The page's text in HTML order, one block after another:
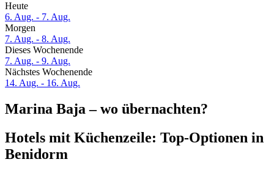
Heute
6. Aug. - 7. Aug.
Morgen
7. Aug. - 8. Aug.
Dieses Wochenende
7. Aug. - 9. Aug.
Nächstes Wochenende
14. Aug. - 16. Aug.
Marina Baja – wo übernachten?
Hotels mit Küchenzeile: Top-Optionen in
Benidorm